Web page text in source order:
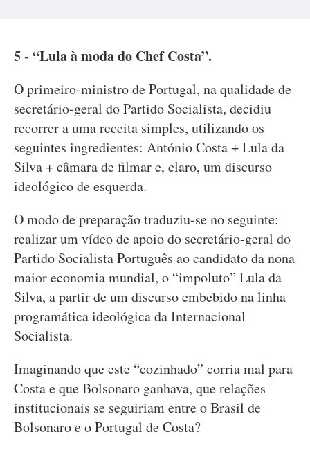
5 - “Lula à moda do Chef Costa”.
O primeiro-ministro de Portugal, na qualidade de
secretário-geral do Partido Socialista, decidiu
recorrer a uma receita simples, utilizando os
seguintes ingredientes: António Costa + Lula da
Silva + câmara de filmar e, claro, um discurso
ideológico de esquerda.
O modo de preparação traduziu-se no seguinte:
realizar um vídeo de apoio do secretário-geral do
Partido Socialista Português ao candidato da nona
maior economia mundial, o “impoluto” Lula da
Silva, a partir de um discurso embebido na linha
programática ideológica da Internacional
Socialista.
Imaginando que este “cozinhado” corria mal para
Costa e que Bolsonaro ganhava, que relações
institucionais se seguiriam entre o Brasil de
Bolsonaro e o Portugal de Costa?